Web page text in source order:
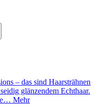
– das sind Haarsträhnen
glänzendem Echthaar.
Mehr